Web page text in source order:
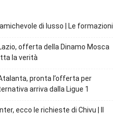
di lusso | Le formazioni
offerta della Dinamo Mosca
la verità
pronta l’offerta per
arriva dalla Ligue 1
ecco le richieste di Chivu | Il